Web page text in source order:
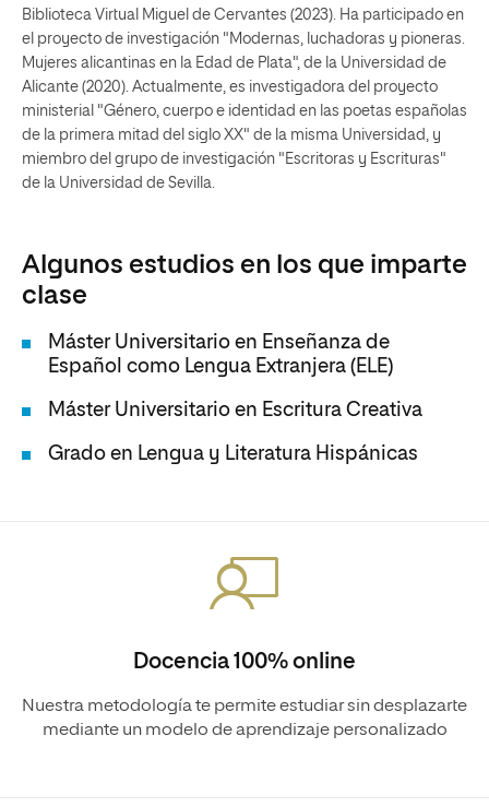
Biblioteca Virtual Miguel de Cervantes (2023). Ha participado en
el proyecto de investigación "Modernas, luchadoras y pioneras.
Mujeres alicantinas en la Edad de Plata", de la Universidad de
Alicante (2020). Actualmente, es investigadora del proyecto
ministerial "Género, cuerpo e identidad en las poetas españolas
de la primera mitad del siglo XX" de la misma Universidad, y
miembro del grupo de investigación "Escritoras y Escrituras"
de la Universidad de Sevilla.
Algunos estudios en los que imparte
clase
Máster Universitario en Enseñanza de
Español como Lengua Extranjera (ELE)
Máster Universitario en Escritura Creativa
Grado en Lengua y Literatura Hispánicas
Docencia 100% online
Nuestra metodología te permite estudiar sin desplazarte
mediante un modelo de aprendizaje personalizado